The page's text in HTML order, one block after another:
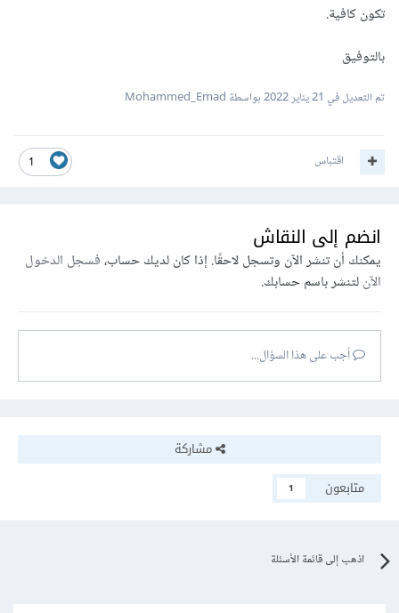
تكون كافية.
بالتوفيق
تم التعديل في 21 يناير 2022 بواسطة Mohammed_Emad
1 اقتباس
انضم إلى النقاش
يمكنك أن تنشر الآن وتسجل لاحقًا. إذا كان لديك حساب،فسجل الدخول
الآنلتنشر باسم حسابك.
أجب على هذا السؤال...
مشاركة
متابعون
1
اذهب إلى قائمة الأسئلة